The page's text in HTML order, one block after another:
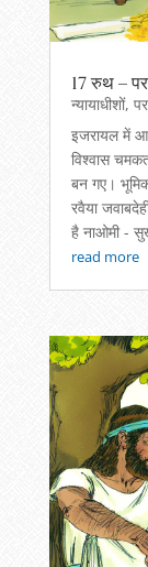
17 रुथ –
न्यायाधीशों,
इजरायल में
विश्वास
बन गए।
रवैया
है नाओमी -
read more